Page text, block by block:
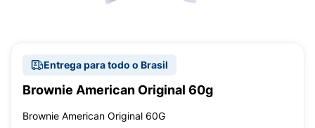
Entrega para todo o Brasil
Brownie American Original 60g
Brownie American Original 60G